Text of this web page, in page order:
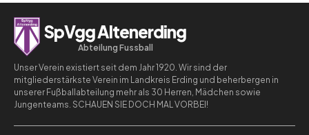
SpVgg Altenerding
Abteilung Fussball
Unser Verein existiert seit dem Jahr 1920. Wir sind der
mitgliederstärkste Verein im Landkreis Erding und beherbergen in
unserer Fußballabteilung mehr als 30 Herren, Mädchen sowie
Jungenteams. SCHAUEN SIE DOCH MAL VORBEI!